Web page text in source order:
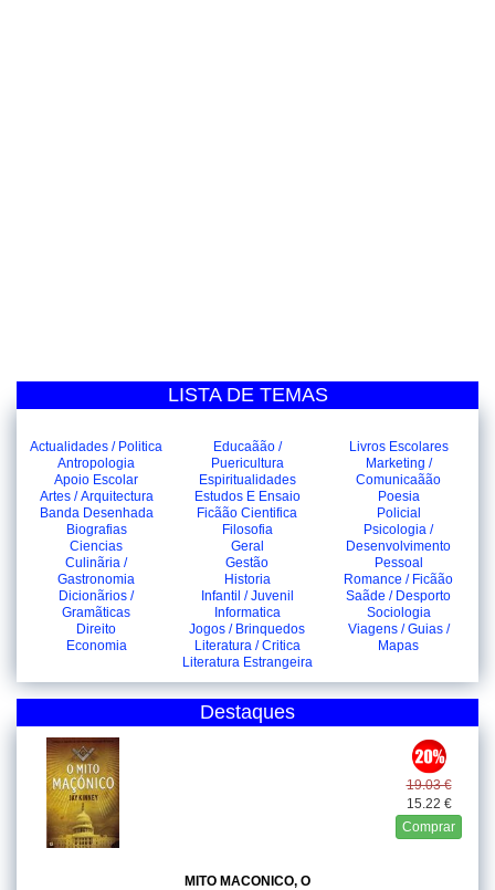
LISTA DE TEMAS
Actualidades / Politica
Antropologia
Apoio Escolar
Artes / Arquitectura
Banda Desenhada
Biografias
Ciencias
Culinãria /
Gastronomia
Dicionãrios /
Gramãticas
Direito
Economia
Educaãão /
Puericultura
Espiritualidades
Estudos E Ensaio
Ficãão Cientifica
Filosofia
Geral
Gestão
Historia
Infantil / Juvenil
Informatica
Jogos / Brinquedos
Literatura / Critica
Literatura Estrangeira
Livros Escolares
Marketing /
Comunicaãão
Poesia
Policial
Psicologia /
Desenvolvimento
Pessoal
Romance / Ficãão
Saãde / Desporto
Sociologia
Viagens / Guias /
Mapas
Destaques
19.03 €
15.22 €
Comprar
MITO MACONICO, O